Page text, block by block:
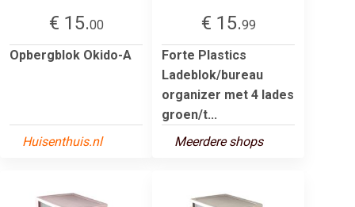
€ 15.00
Opbergblok Okido-A
Huisenthuis.nl
€ 15.99
Forte Plastics
Ladeblok/bureau
organizer met 4 lades
groen/t...
Meerdere shops